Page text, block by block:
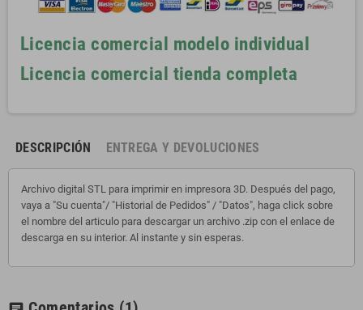
Licencia comercial modelo individual
Licencia comercial tienda completa
DESCRIPCIÓN ENTREGA Y DEVOLUCIONES
Archivo digital STL para imprimir en impresora 3D. Después del pago,
vaya a "Su cuenta"/ "Historial de Pedidos" / "Datos", haga click sobre
el nombre del articulo para descargar un archivo .zip con el enlace de
descarga en su interior. Al instante y sin esperas.